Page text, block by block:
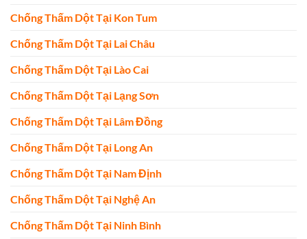
Chống Thấm Dột Tại Kon Tum
Chống Thấm Dột Tại Lai Châu
Chống Thấm Dột Tại Lào Cai
Chống Thấm Dột Tại Lạng Sơn
Chống Thấm Dột Tại Lâm Đồng
Chống Thấm Dột Tại Long An
Chống Thấm Dột Tại Nam Định
Chống Thấm Dột Tại Nghệ An
Chống Thấm Dột Tại Ninh Bình